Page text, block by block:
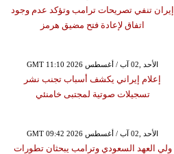
إيران تنفي تصريحات ترامب وتؤكد عدم وجود
اتفاق لإعادة فتح مضيق هرمز
GMT 11:10 2026 الأحد ,02 آب / أغسطس
إعلام إيراني يكشف أسباب تجنب نشر
تسجيلات صوتية لمجتبى خامنئي
GMT 09:42 2026 الأحد ,02 آب / أغسطس
ولي العهد السعودي وترامب يبحثان تطورات